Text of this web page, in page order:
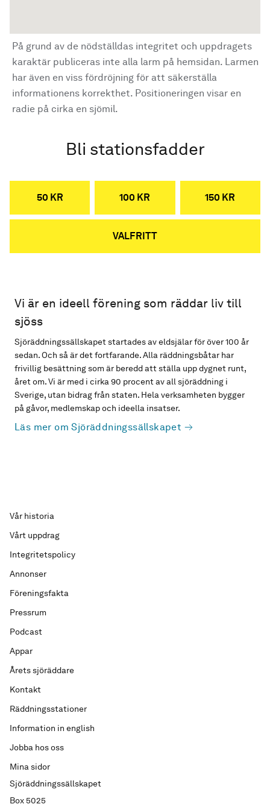
På grund av de nödställdas integritet och uppdragets
karaktär publiceras inte alla larm på hemsidan. Larmen
har även en viss fördröjning för att säkerställa
informationens korrekthet. Positioneringen visar en
radie på cirka en sjömil.
Bli stationsfadder
50 KR 100 KR 150 KR
VALFRITT
Vi är en ideell förening som räddar liv till
sjöss
Sjöräddningssällskapet startades av eldsjälar för över 100 år
sedan. Och så är det fortfarande. Alla räddningsbåtar har
frivillig besättning som är beredd att ställa upp dygnet runt,
året om. Vi är med i cirka 90 procent av all sjöräddning i
Sverige, utan bidrag från staten. Hela verksamheten bygger
på gåvor, medlemskap och ideella insatser.
Läs mer om Sjöräddningssällskapet
Sjöräddningssällskapet
Box 5025
Vår historia
Vårt uppdrag
Integritetspolicy
Annonser
Föreningsfakta
Pressrum
Podcast
Appar
Årets sjöräddare
Kontakt
Räddningsstationer
Information in english
Jobba hos oss
Mina sidor